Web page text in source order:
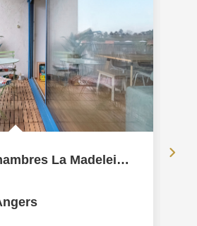
Appartement 3 chambres La Madeleine, Cave et Parking